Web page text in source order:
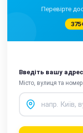
Перевірте
Введіть вашу
Місто, вулиця та